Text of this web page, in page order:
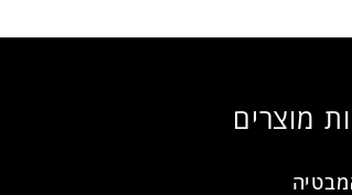
מוצרים